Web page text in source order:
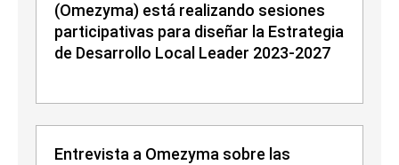
(Omezyma) está realizando sesiones
participativas para diseñar la Estrategia
de Desarrollo Local Leader 2023-2027
Entrevista a Omezyma sobre las